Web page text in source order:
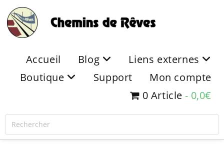
Accueil Blog
Liens externes
Boutique
Support
Mon compte
0 Article
0,0€